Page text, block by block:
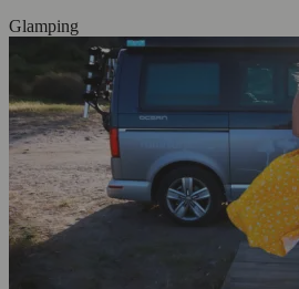
Glamping